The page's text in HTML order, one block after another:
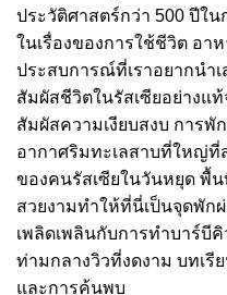
ประวัติศาสตร์กว่า 500 ปีใ
ในเรื่องของการใช้ชีวิต อา
ประสบการณ์ที่เราอยากนำ
สัมผัสชีวิตในรัสเซียอย่างแ
สัมผัสความเงียบสงบ การ
อากาศริมทะเลสาบที่ใหญ่ที่
ของคนรัสเซียในวันหยุด พื้
สวยงามทำให้ที่นี่เป็นจุดพัก
เพลิดเพลินกับการทำบาร์บี
ท่ามกลางวิวที่งดงาม บทเรี
และการค้นพบ